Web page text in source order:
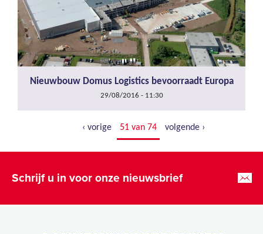
Nieuwbouw Domus Logistics bevoorraadt Europa
29/08/2016 - 11:30
‹ vorige 51 van 74 volgende ›
Schrijf u in voor onze nieuwsbrief